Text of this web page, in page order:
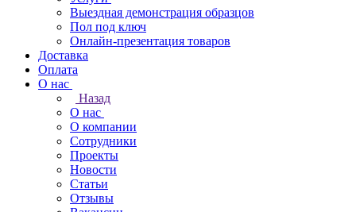
Выездная демонстрация образцов
Пол под ключ
Онлайн-презентация товаров
Доставка
Оплата
О нас
Назад
О нас
О компании
Сотрудники
Проекты
Новости
Статьи
Отзывы